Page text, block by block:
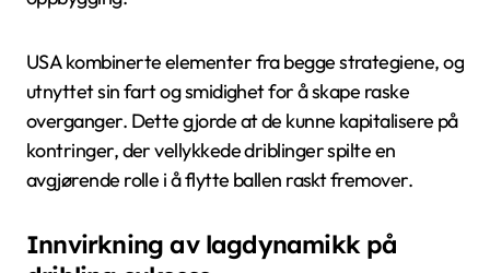
USA kombinerte elementer fra begge strategiene, og
utnyttet sin fart og smidighet for å skape raske
overganger. Dette gjorde at de kunne kapitalisere på
kontringer, der vellykkede driblinger spilte en
avgjørende rolle i å flytte ballen raskt fremover.
Innvirkning av lagdynamikk på